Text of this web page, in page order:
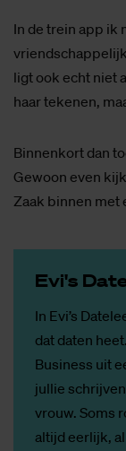
In de trein app ik
ligt ook echt niet
haar tekenen,
Binnenkort dan
Gewoon even
Zaak binnen met
Evi's
In Evi’s
dat daten
Business uit
jullie
vrouw. Soms
altijd eerlijk,